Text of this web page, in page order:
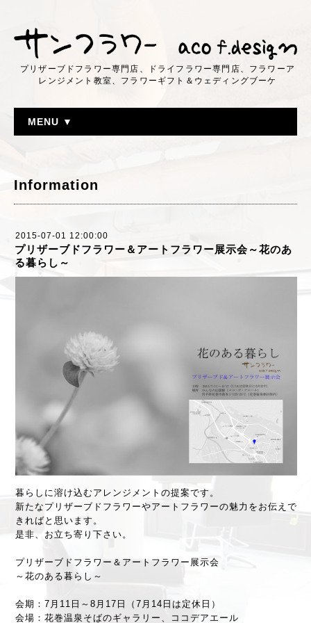
プリザーブドフラワー専門店、ドライフラワー専門店、フラワーア
レンジメント教室、フラワーギフト＆ウェディングブーケ
MENU ▼
Information
2015-07-01 12:00:00
プリザーブドフラワー＆アートフラワー展示会～花のあ
る暮らし～
暮らしに溶け込むアレンジメントの提案です。
新たなプリザーブドフラワーやアートフラワーの魅力をお伝えで
きればと思います。
是非、お立ち寄り下さい。
プリザーブドフラワー＆アートフラワー展示会
～花のある暮らし～
会期：7月11日～8月17日（7月14日は定休日）
会場：花巻温泉そばのギャラリー、ココデアエール